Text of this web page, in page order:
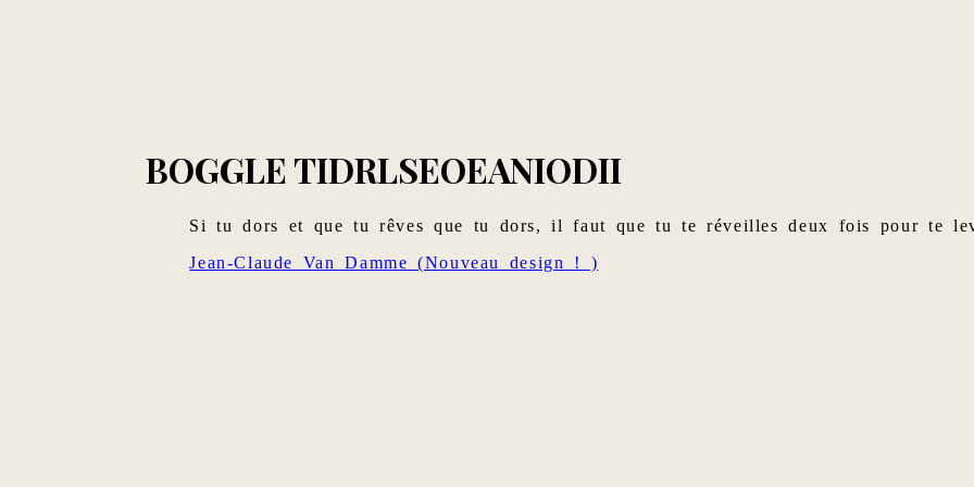
BOGGLE TIDRLSEOEANIODII
Si tu dors et que tu rêves que tu dors, il faut que tu te réveilles deux fois pour te
Jean-Claude Van Damme (Nouveau design ! )